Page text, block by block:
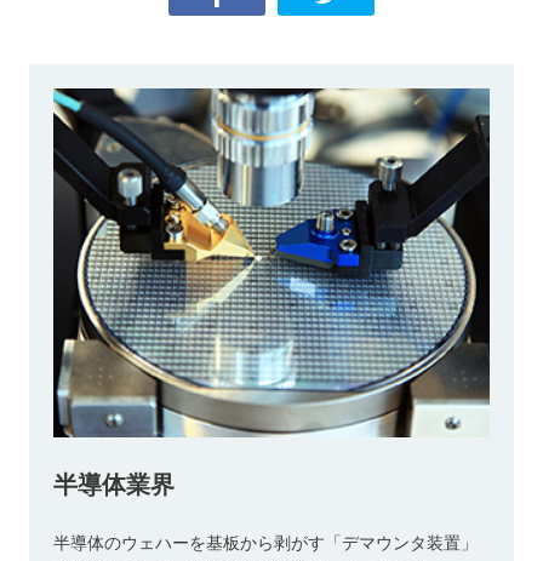
半導体業界
半導体のウェハーを基板から剥がす「デマウンタ装置」